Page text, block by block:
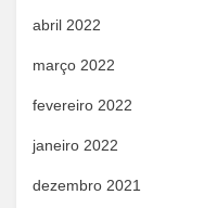
abril 2022
março 2022
fevereiro 2022
janeiro 2022
dezembro 2021